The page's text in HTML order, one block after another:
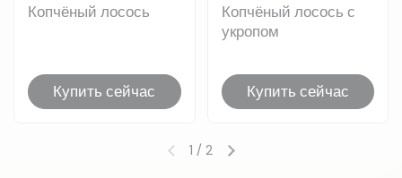
Копчёный лосось
Купить сейчас
Копчёный лосось с
укропом
Купить сейчас
Предыдущий слайдСледующий слайд
1 / 2